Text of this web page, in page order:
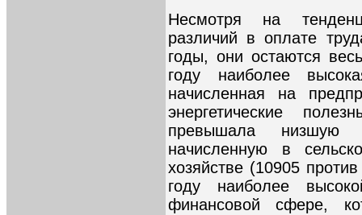
Несмотря на
различий в оплате
годы, они остаются
году наиболее
начисленная на
энергетические
превышала низшую
начисленную в
хозяйстве (10905
году наиболее
финансовой сфере,